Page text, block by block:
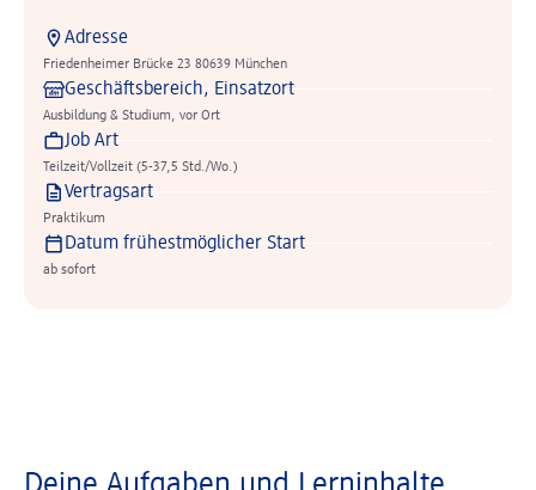
Adresse
Friedenheimer Brücke 23 80639 München
Geschäftsbereich, Einsatzort
Ausbildung & Studium, vor Ort
Job Art
Teilzeit/Vollzeit (5-37,5 Std./Wo.)
Vertragsart
Praktikum
Datum frühestmöglicher Start
ab sofort